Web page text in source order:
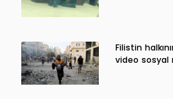
Filistin
video sosyal